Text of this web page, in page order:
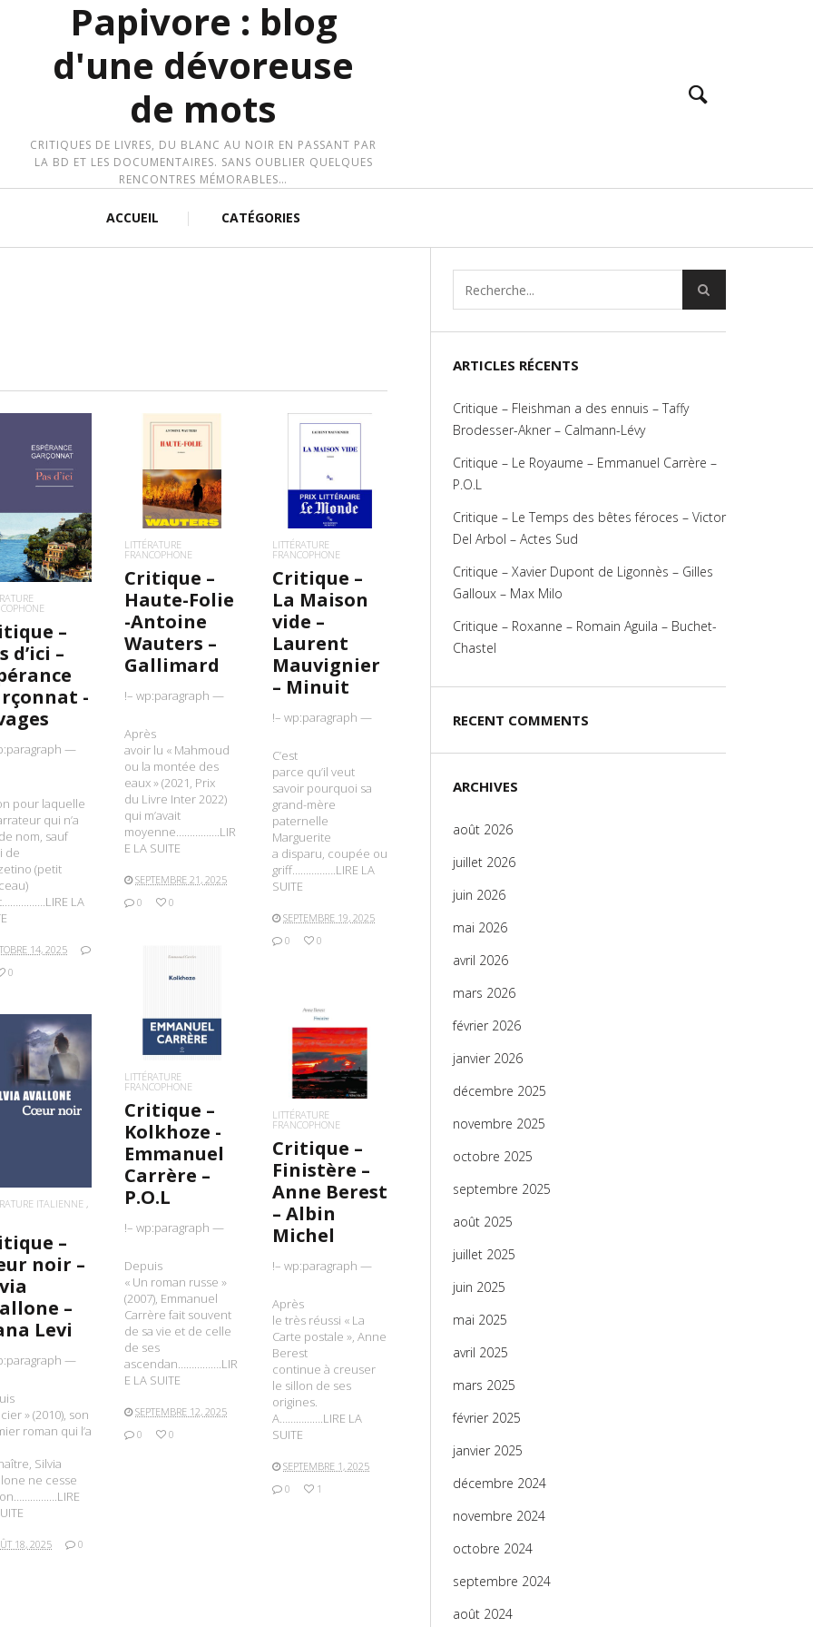
Papivore : blog
d'une dévoreuse
de mots
CRITIQUES DE LIVRES, DU BLANC AU NOIR EN PASSANT PAR
LA BD ET LES DOCUMENTAIRES. SANS OUBLIER QUELQUES
RENCONTRES MÉMORABLES…
ACCUEIL CATÉGORIES
–
d’ici –
-
—
pour laquelle
qui n’a
nom, sauf
de
(petit
LA
14, 2025
0
LIRE LA SUITE
LITTÉRATURE
FRANCOPHONE
Critique –
Haute-Folie
-Antoine
Wauters –
Gallimard
!– wp:paragraph —
Après
avoir lu « Mahmoud
ou la montée des
eaux » (2021, Prix
du Livre Inter 2022)
qui m’avait
moyenne…………….LIR
E LA SUITE
SEPTEMBRE 21, 2025
0
0
LIRE LA SUITE
LITTÉRATURE
FRANCOPHONE
Critique –
La Maison
vide –
Laurent
Mauvignier
– Minuit
!– wp:paragraph —
C’est
parce qu’il veut
savoir pourquoi sa
grand-mère
paternelle
Marguerite
a disparu, coupée ou
griff…………….LIRE LA
SUITE
SEPTEMBRE 19, 2025
0
0
LITTÉRATURE
FRANCOPHONE
Critique –
Kolkhoze -
Emmanuel
Carrère –
P.O.L
!– wp:paragraph —
Depuis
« Un roman russe »
(2007), Emmanuel
Carrère fait souvent
de sa vie et de celle
de ses
ascendan…………….LIR
E LA SUITE
SEPTEMBRE 12, 2025
0
0
LIRE LA SUITE
LITTÉRATURE
FRANCOPHONE
Critique –
Finistère –
Anne Berest
– Albin
Michel
!– wp:paragraph —
Après
le très réussi « La
Carte postale », Anne
Berest
continue à creuser
le sillon de ses
origines.
A…………….LIRE LA
SUITE
SEPTEMBRE 1, 2025
0
1
LA SUITE
ITALIENNE
–
noir –
–
Levi
—
» (2010), son
roman qui l’a
Silvia
ne cesse
18, 2025 0
ARTICLES RÉCENTS
Critique – Fleishman a des ennuis – Taffy
Brodesser-Akner – Calmann-Lévy
Critique – Le Royaume – Emmanuel Carrère –
P.O.L
Critique – Le Temps des bêtes féroces – Victor
Del Arbol – Actes Sud
Critique – Xavier Dupont de Ligonnès – Gilles
Galloux – Max Milo
Critique – Roxanne – Romain Aguila – Buchet-
Chastel
RECENT COMMENTS
ARCHIVES
août 2026
juillet 2026
juin 2026
mai 2026
avril 2026
mars 2026
février 2026
janvier 2026
décembre 2025
novembre 2025
octobre 2025
septembre 2025
août 2025
juillet 2025
juin 2025
mai 2025
avril 2025
mars 2025
février 2025
janvier 2025
décembre 2024
novembre 2024
octobre 2024
septembre 2024
août 2024